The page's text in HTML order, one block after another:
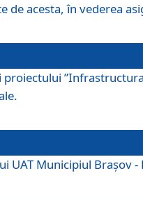
de acesta, în vederea
UAT Municipiul Braşov -